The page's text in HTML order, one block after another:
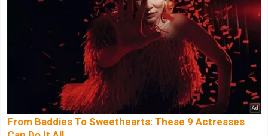
From Baddies To Sweethearts: These 9 Actresses